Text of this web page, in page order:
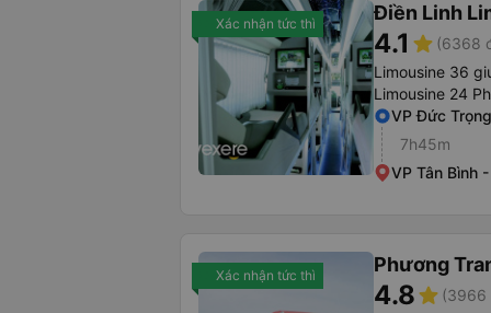
Xác nhận tức thì Điền Linh
4.1 star (6368
Limousine 36
Limousine 24
VP Đức Trọng
7h45m
VP Tân Bình
Xác nhận tức thì Phương
4.8star (3966